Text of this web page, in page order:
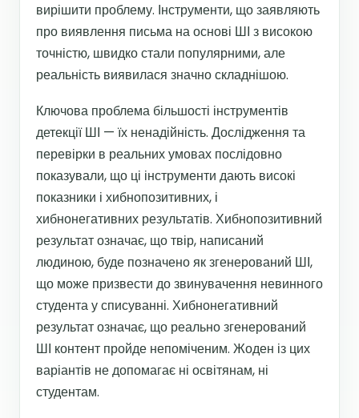
вирішити проблему. Інструменти, що заявляють
про виявлення письма на основі ШІ з високою
точністю, швидко стали популярними, але
реальність виявилася значно складнішою.
Ключова проблема більшості інструментів
детекції ШІ — їх ненадійність. Дослідження та
перевірки в реальних умовах послідовно
показували, що ці інструменти дають високі
показники і хибнопозитивних, і
хибнонегативних результатів. Хибнопозитивний
результат означає, що твір, написаний
людиною, буде позначено як згенерований ШІ,
що може призвести до звинувачення невинного
студента у списуванні. Хибнонегативний
результат означає, що реально згенерований
ШІ контент пройде непоміченим. Жоден із цих
варіантів не допомагає ні освітянам, ні
студентам.